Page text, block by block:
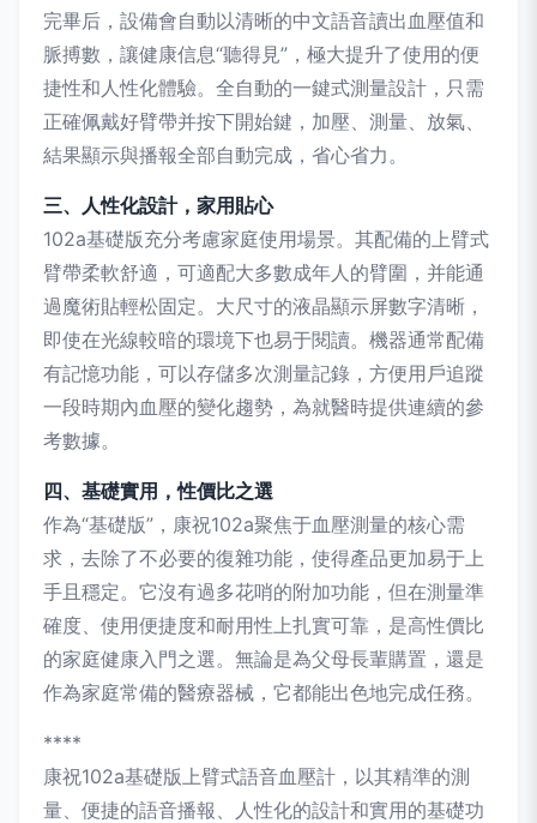
完畢后，設備會自動以清晰的中文語音讀出血壓值和
脈搏數，讓健康信息“聽得見”，極大提升了使用的便
捷性和人性化體驗。全自動的一鍵式測量設計，只需
正確佩戴好臂帶并按下開始鍵，加壓、測量、放氣、
結果顯示與播報全部自動完成，省心省力。
三、人性化設計，家用貼心
102a基礎版充分考慮家庭使用場景。其配備的上臂式
臂帶柔軟舒適，可適配大多數成年人的臂圍，并能通
過魔術貼輕松固定。大尺寸的液晶顯示屏數字清晰，
即使在光線較暗的環境下也易于閱讀。機器通常配備
有記憶功能，可以存儲多次測量記錄，方便用戶追蹤
一段時期內血壓的變化趨勢，為就醫時提供連續的參
考數據。
四、基礎實用，性價比之選
作為“基礎版”，康祝102a聚焦于血壓測量的核心需
求，去除了不必要的復雜功能，使得產品更加易于上
手且穩定。它沒有過多花哨的附加功能，但在測量準
確度、使用便捷度和耐用性上扎實可靠，是高性價比
的家庭健康入門之選。無論是為父母長輩購置，還是
作為家庭常備的醫療器械，它都能出色地完成任務。
****
康祝102a基礎版上臂式語音血壓計，以其精準的測
量、便捷的語音播報、人性化的設計和實用的基礎功